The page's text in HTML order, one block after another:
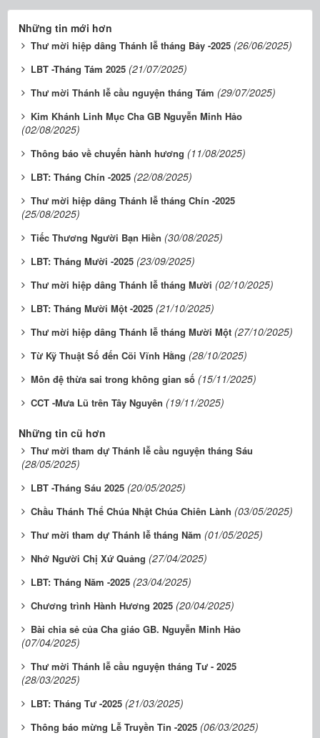
Những tin mới hơn
Thư mời hiệp dâng Thánh lễ tháng Bảy -2025 (26/06/2025)
LBT -Tháng Tám 2025 (21/07/2025)
Thư mời Thánh lễ cầu nguyện tháng Tám (29/07/2025)
Kim Khánh Linh Mục Cha GB Nguyễn Minh Hảo
(02/08/2025)
Thông báo về chuyến hành hương (11/08/2025)
LBT: Tháng Chín -2025 (22/08/2025)
Thư mời hiệp dâng Thánh lễ tháng Chín -2025
(25/08/2025)
Tiếc Thương Người Bạn Hiền (30/08/2025)
LBT: Tháng Mười -2025 (23/09/2025)
Thư mời hiệp dâng Thánh lễ tháng Mười (02/10/2025)
LBT: Tháng Mười Một -2025 (21/10/2025)
Thư mời hiệp dâng Thánh lễ tháng Mười Một (27/10/2025)
Từ Kỹ Thuật Số đến Cõi Vĩnh Hằng (28/10/2025)
Môn đệ thừa sai trong không gian số (15/11/2025)
CCT -Mưa Lũ trên Tây Nguyên (19/11/2025)
Những tin cũ hơn
Thư mời tham dự Thánh lễ cầu nguyện tháng Sáu
(28/05/2025)
LBT -Tháng Sáu 2025 (20/05/2025)
Chầu Thánh Thể Chúa Nhật Chúa Chiên Lành (03/05/2025)
Thư mời tham dự Thánh lễ tháng Năm (01/05/2025)
Nhớ Người Chị Xứ Quảng (27/04/2025)
LBT: Tháng Năm -2025 (23/04/2025)
Chương trình Hành Hương 2025 (20/04/2025)
Bài chia sẻ của Cha giáo GB. Nguyễn Minh Hảo
(07/04/2025)
Thư mời Thánh lễ cầu nguyện tháng Tư - 2025
(28/03/2025)
LBT: Tháng Tư -2025 (21/03/2025)
Thông báo mừng Lễ Truyền Tin -2025 (06/03/2025)